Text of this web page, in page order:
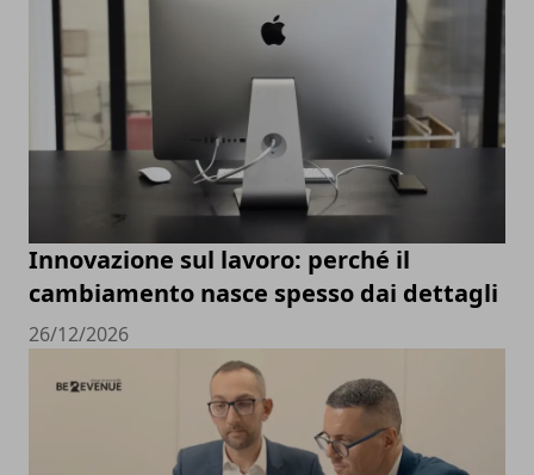
Innovazione sul lavoro: perché il
cambiamento nasce spesso dai dettagli
26/12/2026